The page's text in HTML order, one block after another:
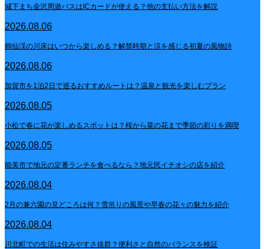
城下まち金沢周遊バスはICカードが使える？他の支払い方法を解説
2026.08.06
鶴仙渓の川床はいつから楽しめる？解禁時期と涼を感じる初夏の風物詩
2026.08.06
加賀市を1泊2日で巡るおすすめルートは？温泉と観光を楽しむプラン
2026.08.05
小松で春に花が楽しめるスポットは？桜から菜の花まで季節の彩りを満喫
2026.08.05
能美市で地元の定番ランチを食べるなら？地元民イチオシの店を紹介
2026.08.04
2月の兼六園の見どころは何？雪吊りの風景や早春の花々の魅力を紹介
2026.08.04
川北町での生活は住みやすさ抜群？便利さと自然のバランスを検証